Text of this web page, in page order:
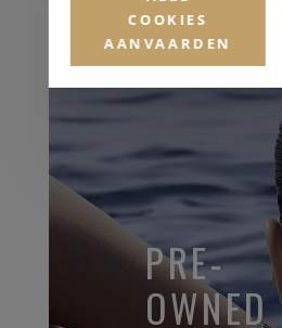
PRE-
OWNED
COOKIES
AANVAARDEN